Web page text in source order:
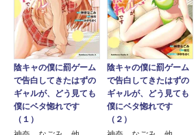
陰キャの僕に罰ゲーム
で告白してきたはずの
ギャルが、どう見ても
僕にベタ惚れです
（１）
陰キャの僕に罰ゲーム
で告白してきたはずの
ギャルが、どう見ても
僕にベタ惚れです
（２）